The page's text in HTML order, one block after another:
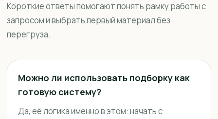
Короткие ответы помогают понять рамку работы с
запросом и выбрать первый материал без
перегруза.
Можно ли использовать подборку как
готовую систему?
Да, её логика именно в этом: начать с